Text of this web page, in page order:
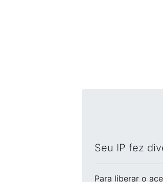
Seu IP fez
Para liberar o